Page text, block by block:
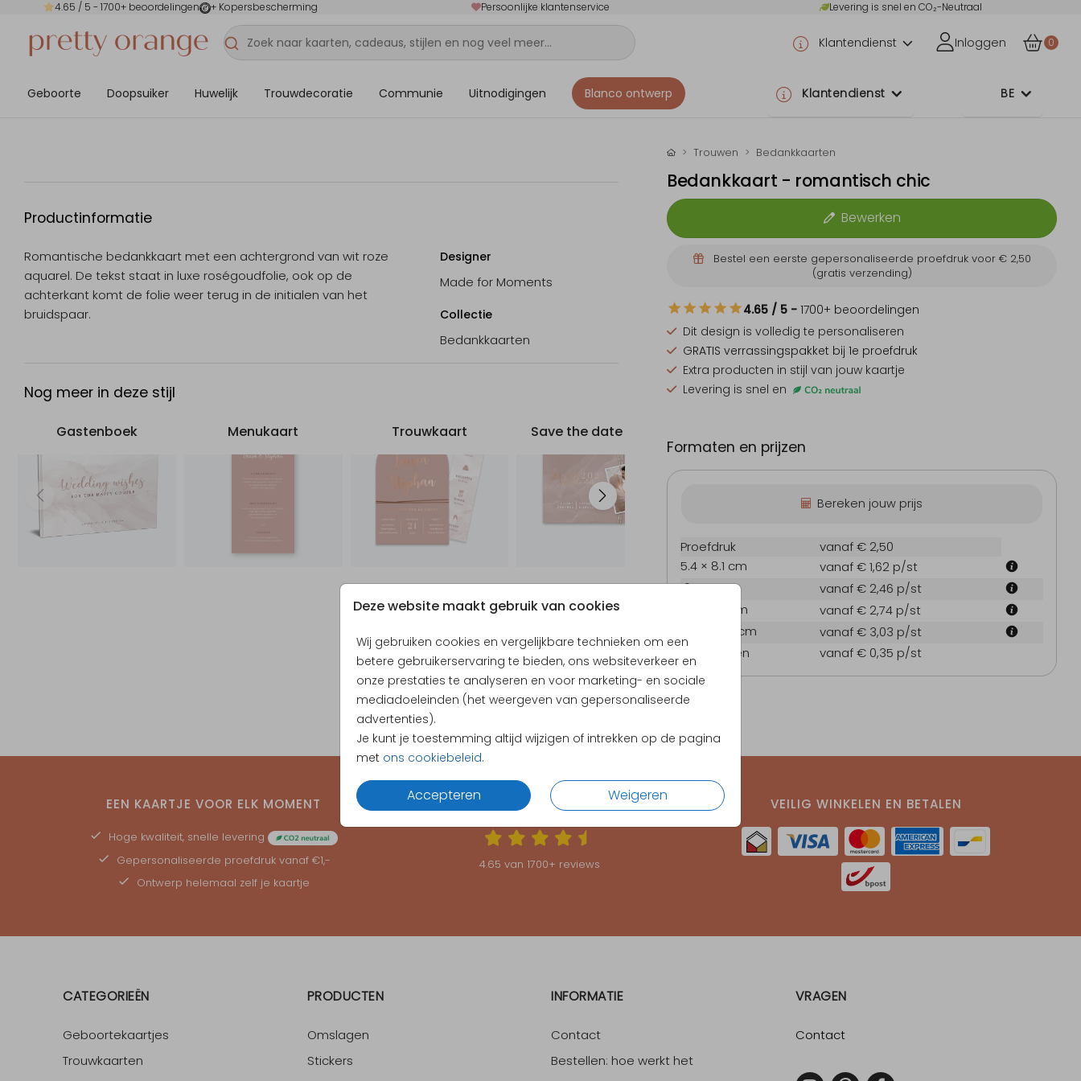
4.65 / 5 - 1700+ beoordelingen + Kopersbescherming Persoonlijke klantenservice Levering is snel en CO₂-Neutraal
Klantendienst Inloggen 0
Geboorte Doopsuiker Huwelijk Trouwdecoratie Communie Uitnodigingen Blanco ontwerp Klantendienst BE
Deze website maakt gebruik van cookies
Wij gebruiken cookies en vergelijkbare technieken om een
betere gebruikerservaring te bieden, ons websiteverkeer en
onze prestaties te analyseren en voor marketing- en sociale
mediadoeleinden (het weergeven van gepersonaliseerde
advertenties).
Je kunt je toestemming altijd wijzigen of intrekken op de pagina
met ons cookiebeleid.
Accepteren Weigeren
Productinformatie
Romantische bedankkaart met een achtergrond van wit roze
aquarel. De tekst staat in luxe roségoudfolie, ook op de
achterkant komt de folie weer terug in de initialen van het
bruidspaar.
Designer
Made for Moments
Collectie
Bedankkaarten
Nog meer in deze stijl
Gastenboek Menukaart Trouwkaart Save the date kaart
Trouwen Bedankkaarten
Bedankkaart - romantisch chic
Bewerken
Bestel een eerste gepersonaliseerde proefdruk voor € 2,50
(gratis verzending)
4.65 / 5 - 1700+ beoordelingen
Dit design is volledig te personaliseren
GRATIS verrassingspakket bij 1e proefdruk
Extra producten in stijl van jouw kaartje
Levering is snel en
Formaten en prijzen
Bereken jouw prijs
Proefdruk
vanaf € 2,50
5.4 × 8.1 cm
vanaf € 1,62 p/st
10 × 15 cm
vanaf € 2,46 p/st
11.4 × 17.1 cm
vanaf € 2,74 p/st
14.4 × 21.6 cm
vanaf € 3,03 p/st
Enveloppen
vanaf € 0,35 p/st
EEN KAARTJE VOOR ELK MOMENT
Hoge kwaliteit, snelle levering
Gepersonaliseerde proefdrukvanaf €1,-
Ontwerp helemaal zelf je kaartje
KLANTEN BEOORDELEN ONS MET EEN4.65
4.65 van 1700+ reviews
VEILIG WINKELEN EN BETALEN
CATEGORIEËN
Geboortekaartjes
Trouwkaarten
PRODUCTEN
Omslagen
Stickers
INFORMATIE
Contact
Bestellen: hoe werkt het
VRAGEN
Contact